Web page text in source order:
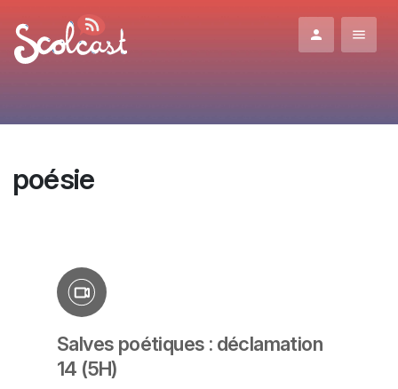
poésie
Salves poétiques : déclamation
14 (5H)